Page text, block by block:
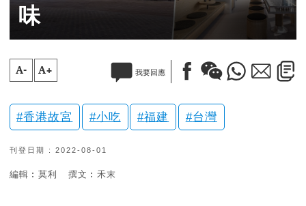
味
A- A+ 我要回應
香港故宮 小吃 福建 台灣
刊登日期 : 2022-08-01
編輯︰莫利 撰文︰禾末